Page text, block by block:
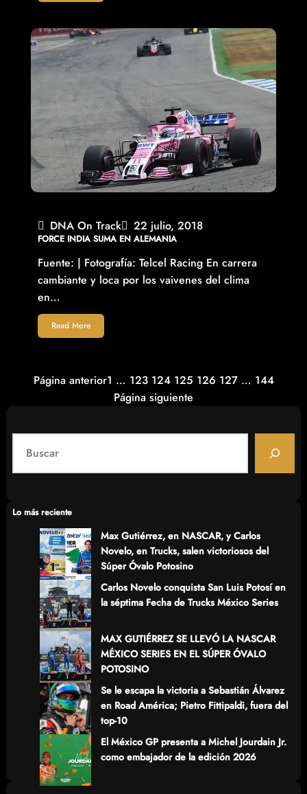
DNA On Track 22 julio, 2018
FORCE INDIA SUMA EN ALEMANIA
Fuente: | Fotografía: Telcel Racing En carrera
cambiante y loca por los vaivenes del clima
en…
Read More
Página anterior1 … 123 124 125 126 127 … 144
Página siguiente
a
cLo más reciente
Max Gutiérrez, en NASCAR, y Carlos
Novelo, en Trucks, salen victoriosos del
Súper Óvalo Potosino
Carlos Novelo conquista San Luis Potosí en
la séptima Fecha de Trucks México Series
MAX GUTIÉRREZ SE LLEVÓ LA NASCAR
MÉXICO SERIES EN EL SÚPER ÓVALO
POTOSINO
Se le escapa la victoria a Sebastián Álvarez
en Road América; Pietro Fittipaldi, fuera del
top-10
El México GP presenta a Michel Jourdain Jr.
como embajador de la edición 2026